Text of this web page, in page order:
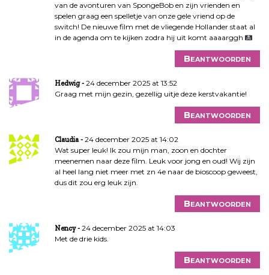
van de avonturen van SpongeBob en zijn vrienden en
spelen graag een spelletje van onze gele vriend op de
switch! De nieuwe film met de vliegende Hollander staat al
in de agenda om te kijken zodra hij uit komt aaaarggh
Beantwoorden
Hedwig
24 december 2025 at 13:52
Graag met mijn gezin, gezellig uitje deze kerstvakantie!
Beantwoorden
Claudia
24 december 2025 at 14:02
Wat super leuk! Ik zou mijn man, zoon en dochter
meenemen naar deze film. Leuk voor jong en oud! Wij zijn
al heel lang niet meer met zn 4e naar de bioscoop geweest,
dus dit zou erg leuk zijn.
Beantwoorden
Nency
24 december 2025 at 14:03
Met de drie kids.
Beantwoorden